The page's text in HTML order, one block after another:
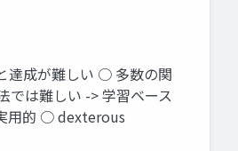
達成が難しい ○ 多数の関
では難しい -> 学習ベース
用的 ○ dexterous